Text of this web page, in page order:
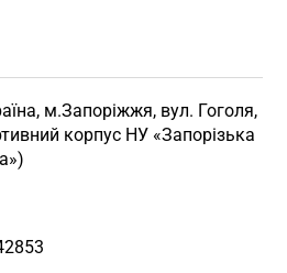
м.Запоріжжя, вул. Гоголя,
корпус НУ «Запорізька